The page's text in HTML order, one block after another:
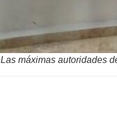
Las máximas autoridades